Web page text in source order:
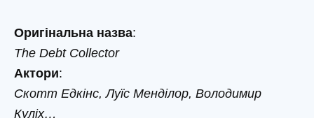
Оригінальна назва:
The Debt Collector
Актори:
Скотт Едкінс, Луїс Менділор, Володимир
Куліх…